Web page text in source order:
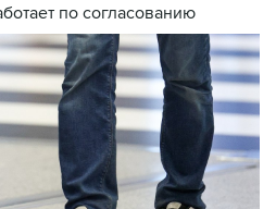
по согласованию